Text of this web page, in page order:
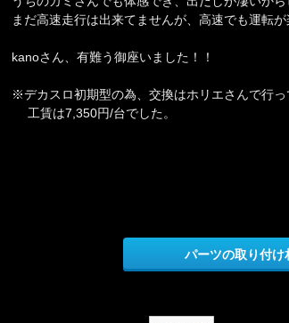
まだ高速走行は出来てませんが、高速でも運転が
kanoさん、有難う御座いました！！
※デカスロ初期型の為、交換はホリエさんで行っ
工賃は7,350円/台でした。
パーツの取り付け